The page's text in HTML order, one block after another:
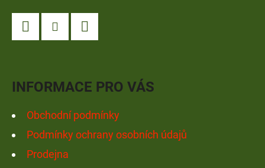
INFORMACE PRO VÁS
Obchodní podmínky
Podmínky ochrany osobních údajů
Prodejna